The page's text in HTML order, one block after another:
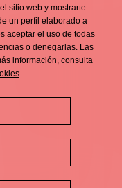
sitio web y mostrarte
un perfil elaborado a
aceptar el uso de todas
o denegarlas. Las
información, consulta